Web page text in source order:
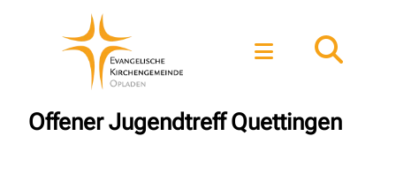
Offener Jugendtreff Quettingen